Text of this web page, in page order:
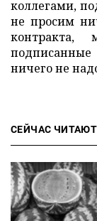
коллегами,
не просим
контракта,
ничего не
СЕЙЧАС ЧИТАЮТ